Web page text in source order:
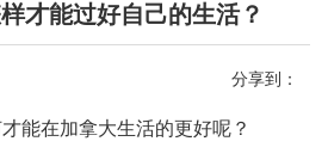
才能过好自己的生活？
分享到：
能在加拿大生活的更好呢？